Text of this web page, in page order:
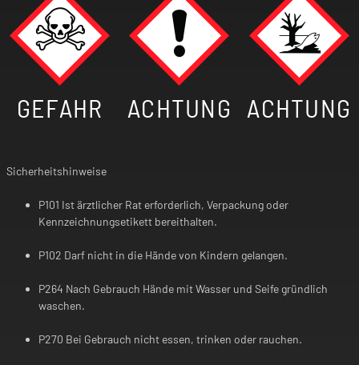
GEFAHR ACHTUNG ACHTUNG
Sicherheitshinweise
P101 Ist ärztlicher Rat erforderlich, Verpackung oder
Kennzeichnungsetikett bereithalten.
P102 Darf nicht in die Hände von Kindern gelangen.
P264 Nach Gebrauch Hände mit Wasser und Seife gründlich
waschen.
P270 Bei Gebrauch nicht essen, trinken oder rauchen.